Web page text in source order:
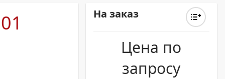
ДЛЯ ШИРОКОФОРМАТНЫХ СИСТЕМ
На заказ
Цена по
запросу